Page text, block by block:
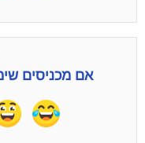
אם מכניסים